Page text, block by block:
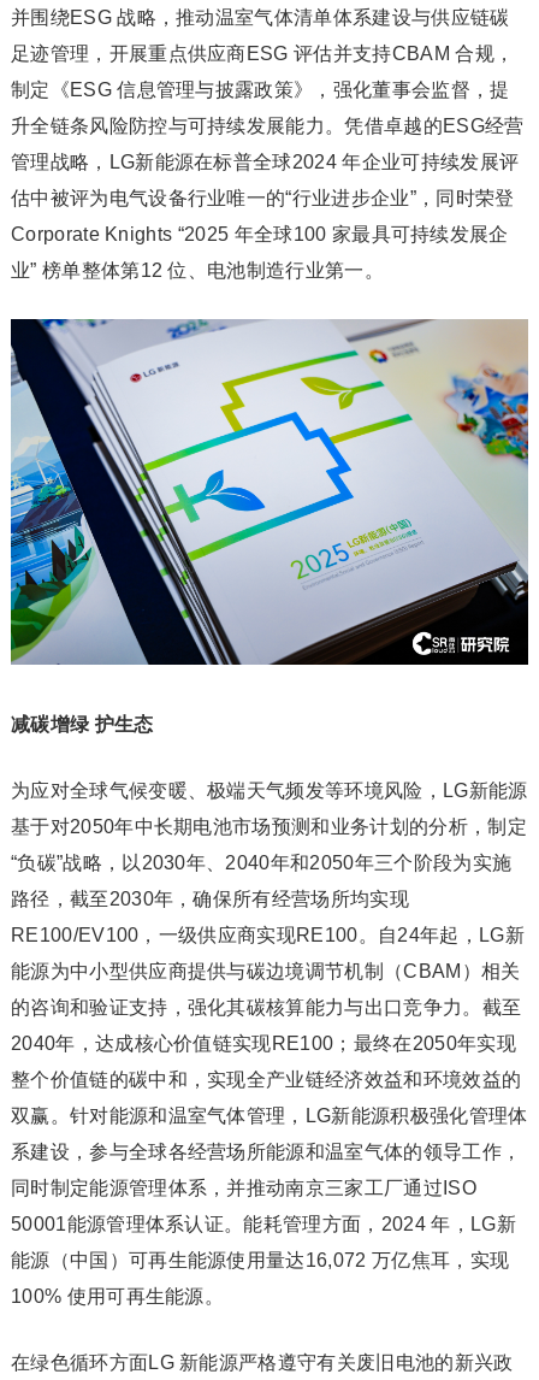
并围绕ESG 战略，推动温室气体清单体系建设与供应链碳
足迹管理，开展重点供应商ESG 评估并支持CBAM 合规，
制定《ESG 信息管理与披露政策》，强化董事会监督，提
升全链条风险防控与可持续发展能力。凭借卓越的ESG经营
管理战略，LG新能源在标普全球2024 年企业可持续发展评
估中被评为电气设备行业唯一的“行业进步企业”，同时荣登
Corporate Knights “2025 年全球100 家最具可持续发展企
业” 榜单整体第12 位、电池制造行业第一。
减碳增绿 护生态
为应对全球气候变暖、极端天气频发等环境风险，LG新能源
基于对2050年中长期电池市场预测和业务计划的分析，制定
“负碳”战略，以2030年、2040年和2050年三个阶段为实施
路径，截至2030年，确保所有经营场所均实现
RE100/EV100，一级供应商实现RE100。自24年起，LG新
能源为中小型供应商提供与碳边境调节机制（CBAM）相关
的咨询和验证支持，强化其碳核算能力与出口竞争力。截至
2040年，达成核心价值链实现RE100；最终在2050年实现
整个价值链的碳中和，实现全产业链经济效益和环境效益的
双赢。针对能源和温室气体管理，LG新能源积极强化管理体
系建设，参与全球各经营场所能源和温室气体的领导工作，
同时制定能源管理体系，并推动南京三家工厂通过ISO
50001能源管理体系认证。能耗管理方面，2024 年，LG新
能源（中国）可再生能源使用量达16,072 万亿焦耳，实现
100% 使用可再生能源。
在绿色循环方面LG 新能源严格遵守有关废旧电池的新兴政